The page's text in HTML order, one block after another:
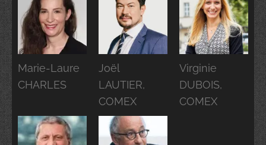
Marie-Laure
CHARLES
Joël
LAUTIER,
COMEX
Virginie
DUBOIS,
COMEX